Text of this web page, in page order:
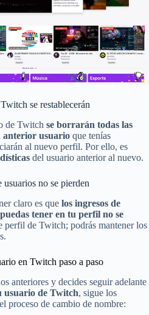
se restablecerán
de Twitch se borrarán todas las
anterior usuario que tenías
al nuevo perfil. Por ello, es
del usuario anterior al nuevo.
no se pierden
claro es que los ingresos de
tener en tu perfil no se
perfil de Twitch; podrás mantener los
en Twitch paso a paso
anteriores y decides seguir adelante
usuario de Twitch, sigue los
proceso de cambio de nombre: